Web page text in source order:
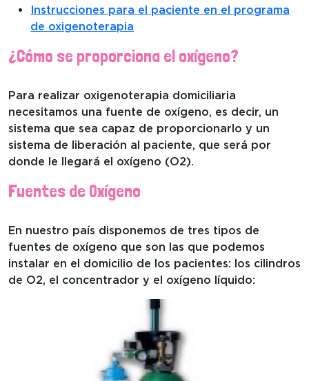
Instrucciones para el paciente en el programa
de oxigenoterapia
¿Cómo se proporciona el oxígeno?
Para realizar oxigenoterapia domiciliaria
necesitamos una fuente de oxígeno, es decir, un
sistema que sea capaz de proporcionarlo y un
sistema de liberación al paciente, que será por
donde le llegará el oxígeno (O2).
Fuentes de Oxígeno
En nuestro país disponemos de tres tipos de
fuentes de oxígeno que son las que podemos
instalar en el domicilio de los pacientes: los cilindros
de O2, el concentrador y el oxígeno líquido: